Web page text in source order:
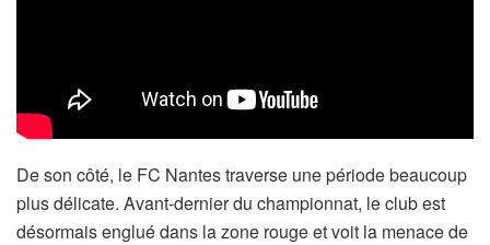
De son côté, le FC Nantes traverse une période beaucoup
plus délicate. Avant-dernier du championnat, le club est
désormais englué dans la zone rouge et voit la menace de